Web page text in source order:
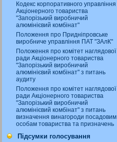
Кодекс корпоративного управління
Акціонерного товариства
"Запорізький виробничий
алюмінієвий комбінат"
Положення про Придніпровське
виробниче управління ПАТ "ЗАлК"
Положення про комітет наглядової
ради Акціонерного товариства
"Запорізький виробничий
алюмінієвий комбінат" з питань
аудиту
Положення про комітет наглядової
ради Акціонерного товариства
"Запорізький виробничий
алюмінієвий комбінат" з питань
визначення винагороди посадовим
особам товариства та призначень
Підсумки голосування